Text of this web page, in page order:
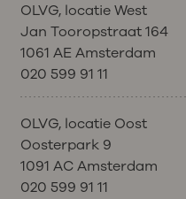
OLVG, locatie West
Jan Tooropstraat 164
1061 AE Amsterdam
020 599 91 11
OLVG, locatie Oost
Oosterpark 9
1091 AC Amsterdam
020 599 91 11